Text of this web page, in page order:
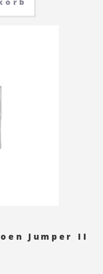
Jumper II